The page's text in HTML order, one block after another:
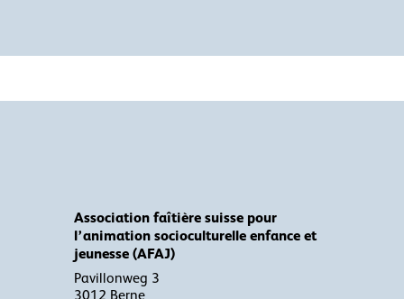
Association faîtière suisse pour
l’animation socioculturelle enfance et
jeunesse (AFAJ)
Pavillonweg 3
3012 Berne